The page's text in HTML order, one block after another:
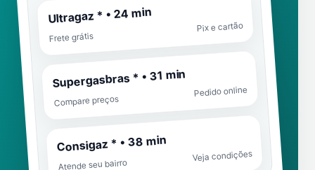
Ultragaz * • 24 min
Frete grátis
Pix e cartão
Supergasbras * • 31 min
Compare preços
Pedido online
Consigaz * • 38 min
Atende seu bairro
Veja condições